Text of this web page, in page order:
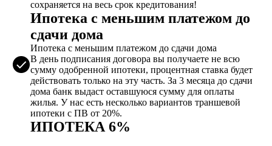
сохраняется на весь срок кредитования!
Ипотека с меньшим платежом до
сдачи дома
Ипотека с меньшим платежом до сдачи дома
В день подписания договора вы получаете не всю
сумму одобренной ипотеки, процентная ставка будет
действовать только на эту часть. За 3 месяца до сдачи
дома банк выдаст оставшуюся сумму для оплаты
жилья. У нас есть несколько вариантов траншевой
ипотеки с ПВ от 20%.
ИПОТЕКА 6%